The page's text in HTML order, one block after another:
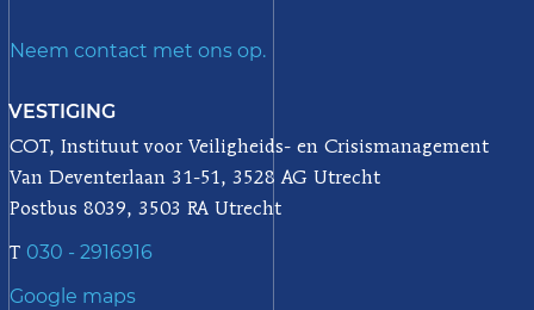
Neem contact met ons op.
VESTIGING
COT, Instituut voor Veiligheids- en Crisismanagement
Van Deventerlaan 31-51, 3528 AG Utrecht
Postbus 8039, 3503 RA Utrecht
T 030 - 2916916
Google maps